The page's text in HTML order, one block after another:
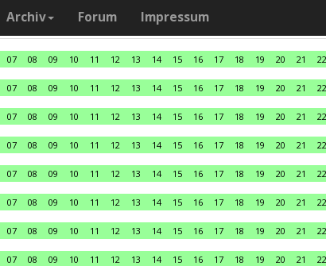
Archiv Forum Impressum
07 08 09 10 11 12 13 14 15 16 17 18 19 20 21 22
07 08 09 10 11 12 13 14 15 16 17 18 19 20 21 22
07 08 09 10 11 12 13 14 15 16 17 18 19 20 21 22
07 08 09 10 11 12 13 14 15 16 17 18 19 20 21 22
07 08 09 10 11 12 13 14 15 16 17 18 19 20 21 22
07 08 09 10 11 12 13 14 15 16 17 18 19 20 21 22
07 08 09 10 11 12 13 14 15 16 17 18 19 20 21 22
07 08 09 10 11 12 13 14 15 16 17 18 19 20 21 22